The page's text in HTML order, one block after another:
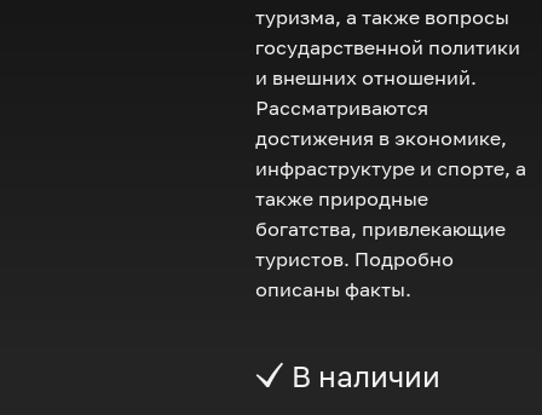
туризма, а также вопросы
государственной политики
и внешних отношений.
Рассматриваются
достижения в экономике,
инфраструктуре и спорте, а
также природные
богатства, привлекающие
туристов. Подробно
описаны факты.
В наличии